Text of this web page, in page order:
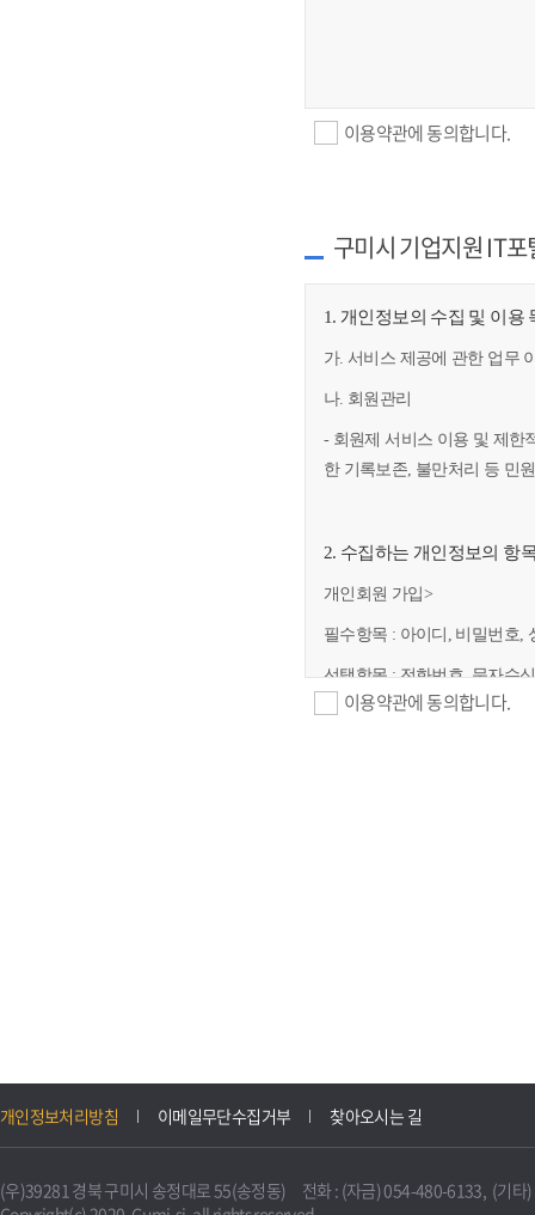
이용약관에 동의합니다.
구미시 기업지원 IT
1. 개인정보의 수집 및 이용
가. 서비스 제공에 관한 업무
나. 회원관리
- 회원제 서비스 이용 및 제한
한 기록보존, 불만처리 등 민
2. 수집하는 개인정보의 항
개인회원 가입>
필수항목 : 아이디, 비밀번호,
선택항목 : 전화번호, 문자수
니다.
불필요하게 되었을 때에는
이용약관에 동의합니다.
개인정보처리방침 이메일무단수집거부 찾아오시는 길
(우)39281 경북 구미시 송정대로 55(송정동) 전화 : (자금) 054-480-6133, (기타